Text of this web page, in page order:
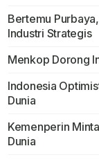
Bertemu
Industri Strategis
Menkop Dorong
Indonesia
Dunia
Kemenperin
Dunia